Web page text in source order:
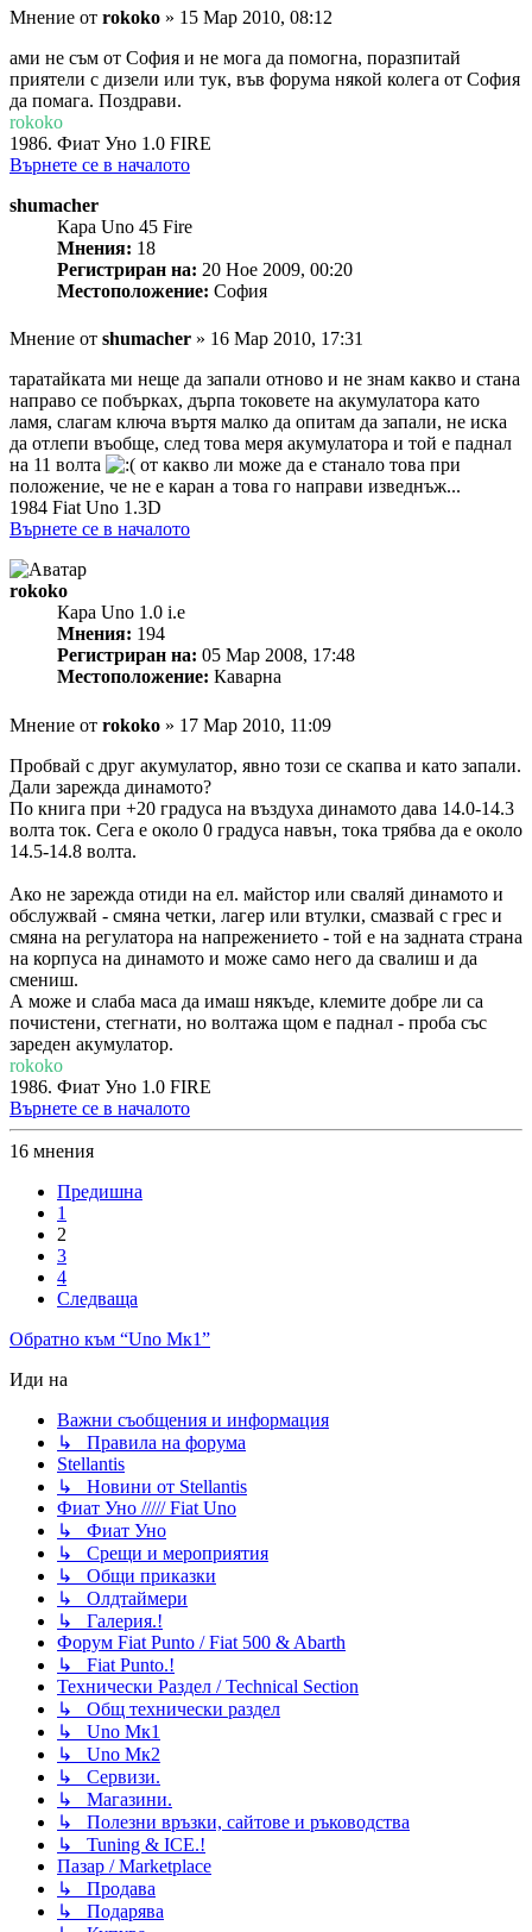
Мнение от rokoko » 15 Мар 2010, 08:12
ами не съм от София и не мога да помогна, поразпитай
приятели с дизели или тук, във форума някой колега от София
да помага. Поздрави.
rokoko
1986. Фиат Уно 1.0 FIRE
Върнете се в началото
shumacher
Кара Uno 45 Fire
Мнения: 18
Регистриран на: 20 Ное 2009, 00:20
Местоположение: София
Мнение от shumacher » 16 Мар 2010, 17:31
таратайката ми неще да запали отново и не знам какво и стана
направо се побърках, дърпа токовете на акумулатора като
ламя, слагам ключа въртя малко да опитам да запали, не иска
да отлепи въобще, след това меря акумулатора и той е паднал
на 11 волта
от какво ли може да е станало това при
положение, че не е каран а това го направи изведнъж...
1984 Fiat Uno 1.3D
Върнете се в началото
rokoko
Кара Uno 1.0 i.e
Мнения: 194
Регистриран на: 05 Мар 2008, 17:48
Местоположение: Каварна
Мнение от rokoko » 17 Мар 2010, 11:09
Пробвай с друг акумулатор, явно този се скапва и като запали.
Дали зарежда динамото?
По книга при +20 градуса на въздуха динамото дава 14.0-14.3
волта ток. Сега е около 0 градуса навън, тока трябва да е около
14.5-14.8 волта.
Ако не зарежда отиди на ел. майстор или сваляй динамото и
обслужвай - смяна четки, лагер или втулки, смазвай с грес и
смяна на регулатора на напрежението - той е на задната страна
на корпуса на динамото и може само него да свалиш и да
смениш.
А може и слаба маса да имаш някъде, клемите добре ли са
почистени, стегнати, но волтажа щом е паднал - проба със
зареден акумулатор.
rokoko
1986. Фиат Уно 1.0 FIRE
Върнете се в началото
16 мнения
Предишна
1
2
3
4
Следваща
Обратно към “Uno Мк1”
Иди на
Важни съобщения и информация
↳ Правила на форума
Stellantis
↳ Новини от Stellantis
Фиат Уно ///// Fiat Uno
↳ Фиат Уно
↳ Срещи и мероприятия
↳ Общи приказки
↳ Олдтаймери
↳ Галерия.!
Форум Fiat Punto / Fiat 500 & Abarth
↳ Fiat Punto.!
Технически Раздел / Technical Section
↳ Общ технически раздел
↳ Uno Мк1
↳ Uno Мк2
↳ Сервизи.
↳ Магазини.
↳ Полезни връзки, сайтове и ръководства
↳ Tuning & ICE.!
Пазар / Marketplace
↳ Продава
↳ Подарява